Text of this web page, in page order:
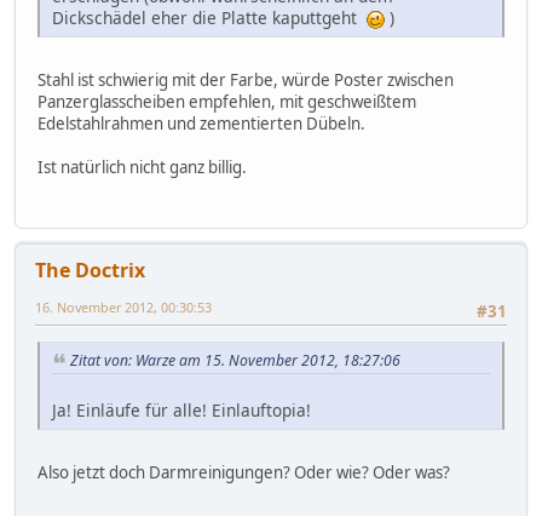
Dickschädel eher die Platte kaputtgeht
)
Stahl ist schwierig mit der Farbe, würde Poster zwischen
Panzerglasscheiben empfehlen, mit geschweißtem
Edelstahlrahmen und zementierten Dübeln.
Ist natürlich nicht ganz billig.
The Doctrix
#31
16. November 2012, 00:30:53
Zitat von: Warze am 15. November 2012, 18:27:06
Ja! Einläufe für alle! Einlauftopia!
Also jetzt doch Darmreinigungen? Oder wie? Oder was?